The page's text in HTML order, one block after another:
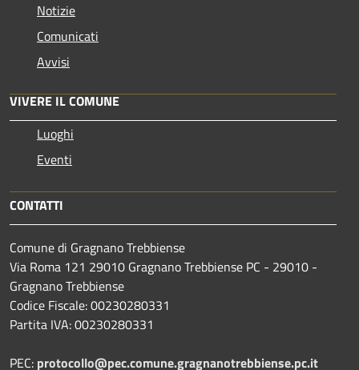
Notizie
Comunicati
Avvisi
VIVERE IL COMUNE
Luoghi
Eventi
CONTATTI
Comune di Gragnano Trebbiense
Via Roma 121 29010 Gragnano Trebbiense PC - 29010 -
Gragnano Trebbiense
Codice Fiscale: 00230280331
Partita IVA: 00230280331
PEC: protocollo@pec.comune.gragnanotrebbiense.pc.it